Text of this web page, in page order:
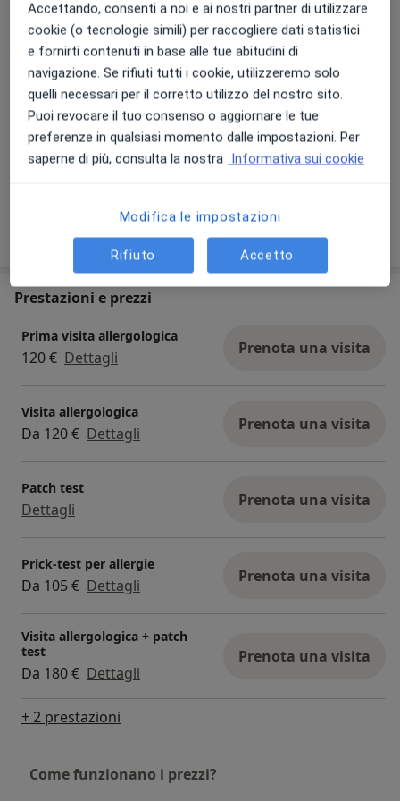
Foto e video
Visualizza galleria (2)
Mostra dettaglisull'esperienza
Prestazioni e prezzi
Prima visita allergologica
120 € Dettagli Prenota una visita
Visita allergologica
Da 120 € Dettagli Prenota una visita
Patch test
Dettagli Prenota una visita
Prick-test per allergie
Da 105 € Dettagli Prenota una visita
Visita allergologica + patch
test
Da 180 € Dettagli
Prenota una visita
+ 2 prestazioni
Come funzionano i prezzi?
Accettando, consenti a noi e ai nostri partner di utilizzare
cookie (o tecnologie simili) per raccogliere dati statistici
e fornirti contenuti in base alle tue abitudini di
navigazione. Se rifiuti tutti i cookie, utilizzeremo solo
quelli necessari per il corretto utilizzo del nostro sito.
Puoi revocare il tuo consenso o aggiornare le tue
preferenze in qualsiasi momento dalle impostazioni. Per
saperne di più, consulta la nostra Informativa sui cookie
Modifica le impostazioni
Rifiuto Accetto